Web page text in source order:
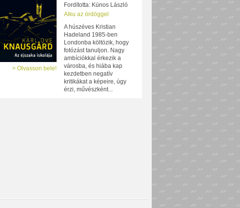
> Olvasson bele!
Fordította: Kúnos László
Alku az ördöggel
A húszéves Kristian
Hadeland 1985-ben
Londonba költözik, hogy
fotózást tanuljon. Nagy
ambíciókkal érkezik a
városba, és hiába kap
kezdetben negatív
kritikákat a képeire, úgy
érzi, művészként...